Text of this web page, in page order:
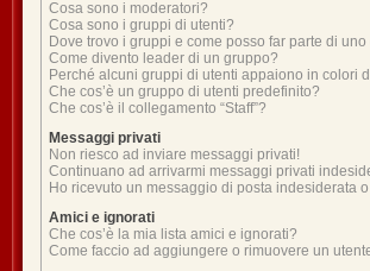
Cosa sono i moderatori?
Cosa sono i gruppi di utenti?
Dove trovo i gruppi e come posso far parte di uno
Come divento leader di un gruppo?
Perché alcuni gruppi di utenti appaiono in colori
Che cos’è un gruppo di utenti predefinito?
Che cos’è il collegamento “Staff”?
Messaggi privati
Non riesco ad inviare messaggi privati!
Continuano ad arrivarmi messaggi privati
Ho ricevuto un messaggio di posta indesiderata
Amici e ignorati
Che cos’è la mia lista amici e ignorati?
Come faccio ad aggiungere o rimuovere un